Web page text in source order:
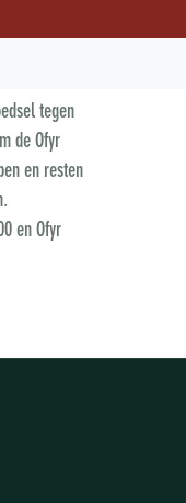
tegen
de Ofyr
en resten
en Ofyr